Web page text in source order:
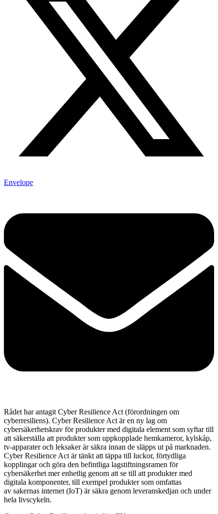
Envelope
Rådet har antagit Cyber Resilience Act (förordningen om
cyberresiliens). Cyber Resilience Act är en ny lag om
cybersäkerhetskrav för produkter med digitala element som syftar till
att säkerställa att produkter som uppkopplade hemkameror, kylskåp,
tv-apparater och leksaker är säkra innan de släpps ut på marknaden.
Cyber Resilience Act är tänkt att täppa till luckor, förtydliga
kopplingar och göra den befintliga lagstiftningsramen för
cybersäkerhet mer enhetlig genom att se till att produkter med
digitala komponenter, till exempel produkter som omfattas
av sakernas internet (IoT) är säkra genom leveranskedjan och under
hela livscykeln.